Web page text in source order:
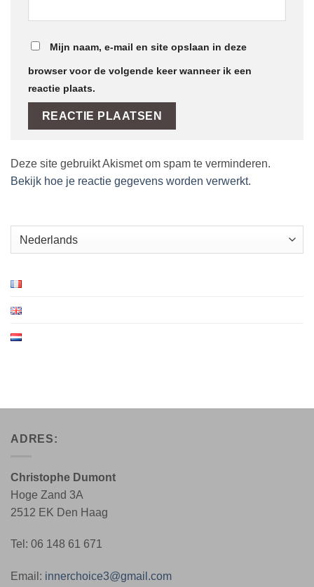
Mijn naam, e-mail en site opslaan in deze
browser voor de volgende keer wanneer ik een
reactie plaats.
Deze site gebruikt Akismet om spam te verminderen.
Bekijk hoe je reactie gegevens worden verwerkt.
ADRES:
Christophe Dumont
Hoge Zand 3A
2512 EK Den Haag
Tel: 06 148 61 671
Email: innerchoice3@gmail.com